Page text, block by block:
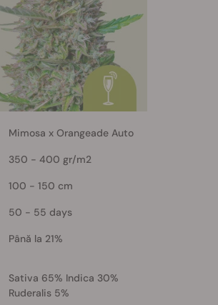
Mimosa x Orangeade Auto
350 - 400 gr/m2
100 - 150 cm
50 - 55 days
Până la 21%
Sativa 65% Indica 30%
Ruderalis 5%